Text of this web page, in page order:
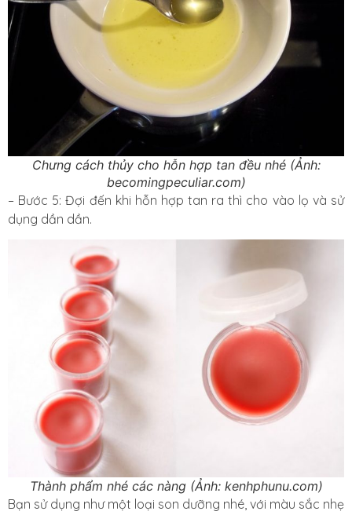
Chưng cách thủy cho hỗn hợp tan đều nhé (Ảnh:
becomingpeculiar.com)
– Bước 5: Đợi đến khi hỗn hợp tan ra thì cho vào lọ và sử
dụng dần dần.
Thành phẩm nhé các nàng (Ảnh: kenhphunu.com)
Bạn sử dụng như một loại son dưỡng nhé, với màu sắc nhẹ